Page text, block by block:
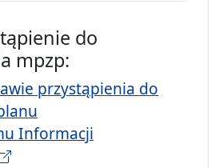
do
mpzp:
przystąpienia do
Informacji